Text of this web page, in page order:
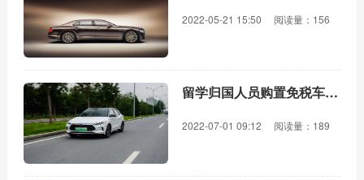
2022-05-21 15:50 阅读量：156
留学归国人员购置免税车需要哪些材料
2022-07-01 09:12 阅读量：189